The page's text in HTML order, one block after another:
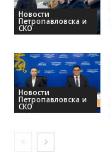
Новости
Петропавловска и
СКО
Новости
Петропавловска и
СКО